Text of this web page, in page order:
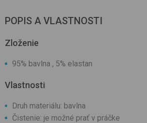
POPIS A VLASTNOSTI
Zloženie
95% bavlna , 5% elastan
Vlastnosti
Druh materiálu: bavlna
Čistenie: je možné prať v práčke